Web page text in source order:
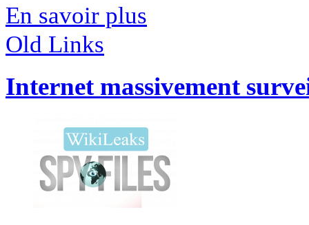
En savoir plus
Old Links
Internet massivement